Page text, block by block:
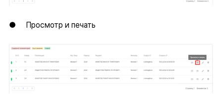
● Просмотр и печать